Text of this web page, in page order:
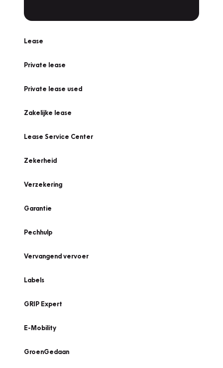
Lease
Private lease
Private lease used
Zakelijke lease
Lease Service Center
Zekerheid
Verzekering
Garantie
Pechhulp
Vervangend vervoer
Labels
GRIP Expert
E-Mobility
GroenGedaan